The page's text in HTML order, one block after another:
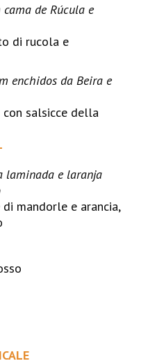
de Rúcula e
di rucola e
enchidos da Beira e
salsicce della
laminada e laranja
di mandorle e arancia,